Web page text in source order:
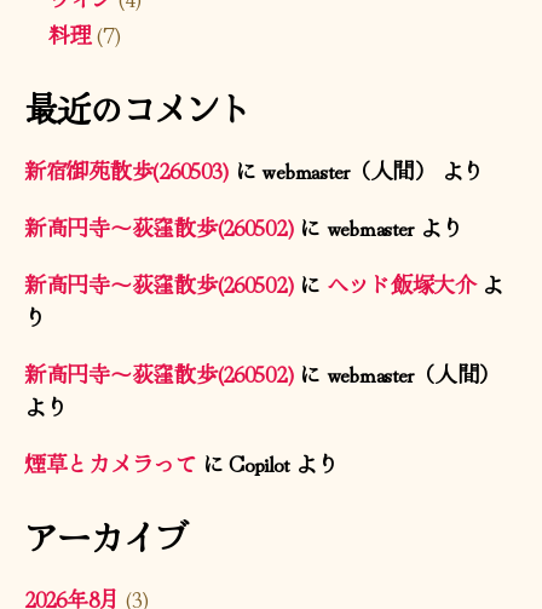
料理(7)
最近のコメント
新宿御苑散歩(260503) にwebmaster（人間）
より
新高円寺〜荻窪散歩(260502)に webmasterより
新高円寺〜荻窪散歩(260502)に ヘッド飯塚大介よ
り
新高円寺〜荻窪散歩(260502)に webmaster（人間）
より
煙草とカメラってにCopilotより
アーカイブ
2026年8月 (3)